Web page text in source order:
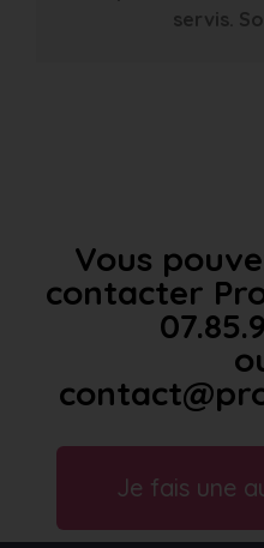
servis.
Vous
contacter
Je fais une